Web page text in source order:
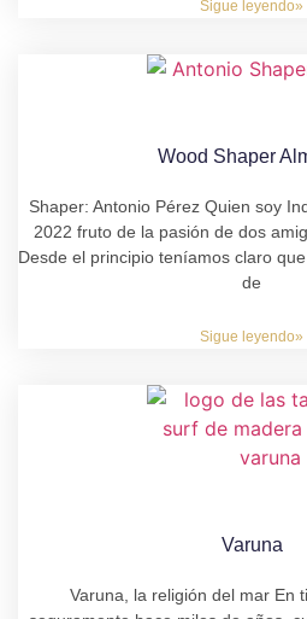
Sigue leyendo»
Wood Shaper
Shaper: Antonio Pérez Quien soy
2022 fruto de la pasión de dos
Desde el principio teníamos claro
de
Sigue leyendo»
Varuna
Varuna, la religión del mar En